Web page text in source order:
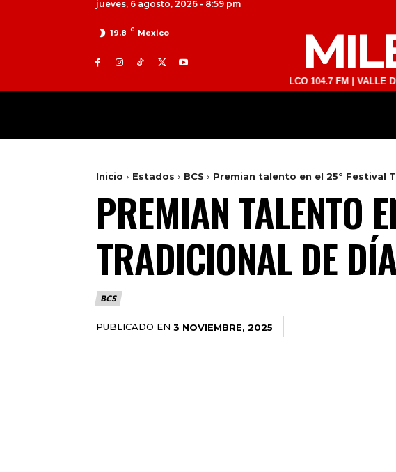
jueves, 6 agosto, 2026 - 8:59 pm
19.8 C Mexico
TOLUCA 98.9 FM | ATLACOMULCO 104.7 FM | VALLE DE
Inicio Estados BCS Premian talento en el 25° Festival
PREMIAN TALENTO
TRADICIONAL DE
BCS
PUBLICADO EN 3 NOVIEMBRE, 2025